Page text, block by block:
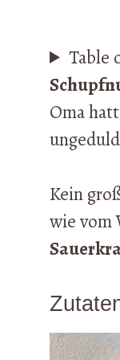
Table
Oma
Kein
wie vom